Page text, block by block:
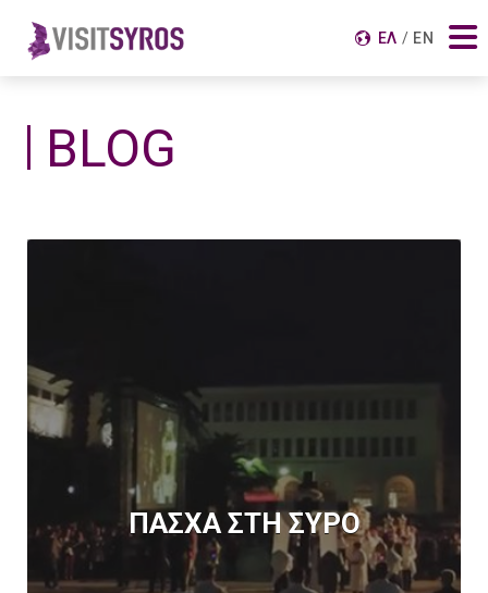
ΕΛ EN
Αναζήτηση για:
BLOG
ΠΑΣΧΑ ΣΤΗ ΣΥΡΟ